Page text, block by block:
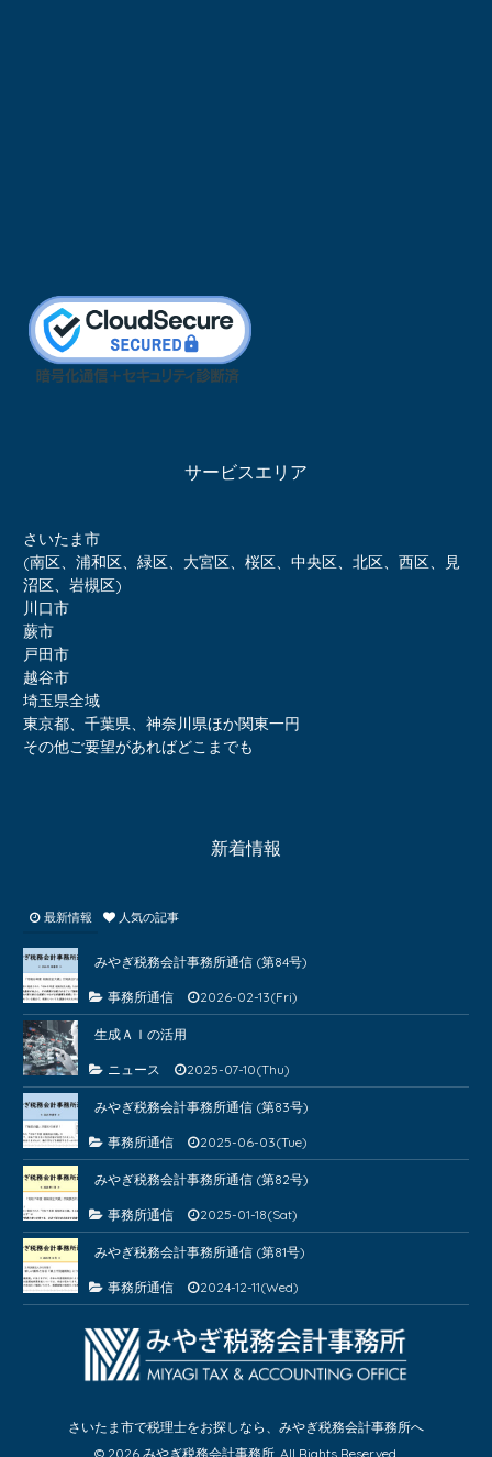
サービスエリア
さいたま市
(南区、浦和区、緑区、大宮区、桜区、中央区、北区、西区、見
沼区、岩槻区)
川口市
蕨市
戸田市
越谷市
埼玉県全域
東京都、千葉県、神奈川県ほか関東一円
その他ご要望があればどこまでも
新着情報
最新情報 人気の記事
みやぎ税務会計事務所通信 (第84号)
事務所通信 2026-02-13(Fri)
生成ＡＩの活用
ニュース 2025-07-10(Thu)
みやぎ税務会計事務所通信 (第83号)
事務所通信 2025-06-03(Tue)
みやぎ税務会計事務所通信 (第82号)
事務所通信 2025-01-18(Sat)
みやぎ税務会計事務所通信 (第81号)
事務所通信 2024-12-11(Wed)
さいたま市で税理士をお探しなら、みやぎ税務会計事務所へ
© 2026 みやぎ税務会計事務所. All Rights Reserved.